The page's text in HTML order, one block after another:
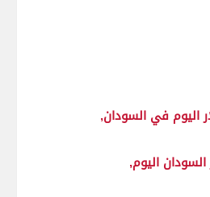
اليوم في السودان,
السودان اليوم,